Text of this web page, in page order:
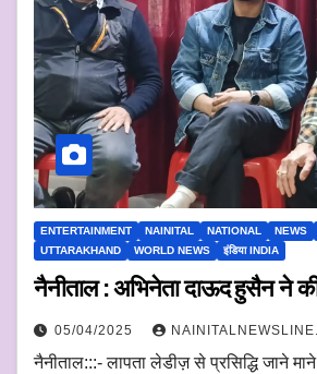
ENTERTAINMENT NAINITAL NATIONAL NEWS
UTTARAKHAND
WORLD NEWS इंडिया INDIA
नैनीताल : अभिनेता दाऊद हुसैन ने की
05/04/2025
नैनीताल:::- लापता लेडीज़ से प्रसिद्धि जाने